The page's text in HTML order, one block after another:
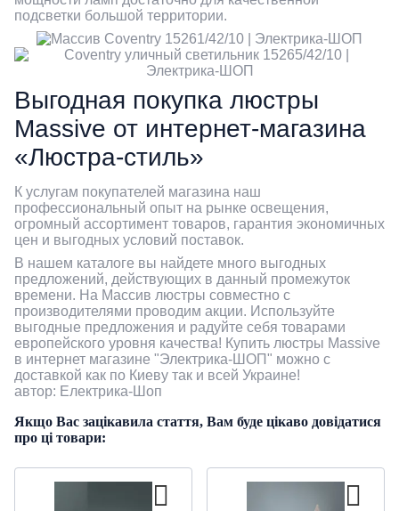
подсветки большой территории.
Выгодная покупка люстры
Massive от интернет-магазина
«Люстра-стиль»
К услугам покупателей магазина наш
профессиональный опыт на рынке освещения,
огромный ассортимент товаров, гарантия экономичных
цен и выгодных условий поставок.
В нашем каталоге вы найдете много выгодных
предложений, действующих в данный промежуток
времени. На Массив люстры совместно с
производителями проводим акции. Используйте
выгодные предложения и радуйте себя товарами
европейского уровня качества! Купить люстры Massive
в интернет магазине "Электрика-ШОП" можно с
доставкой как по Киеву так и всей Украине!
автор: Електрика-Шоп
Якщо Вас зацікавила стаття, Вам буде цікаво довідатися
про ці товари: